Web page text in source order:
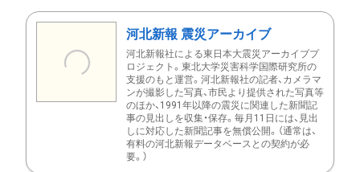
河北新報 震災アーカイブ
河北新報社による東日本大震災アーカイブプ
ロジェクト。東北大学災害科学国際研究所の
支援のもと運営。河北新報社の記者、カメラマ
ンが撮影した写真、市民より提供された写真等
のほか、1991年以降の震災に関連した新聞記
事の見出しを収集・保存。毎月11日には、見出
しに対応した新聞記事を無償公開。（通常は、
有料の河北新報データベースとの契約が必
要。）